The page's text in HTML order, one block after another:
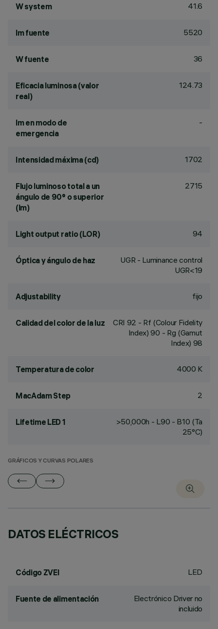
W system 41.6
lm fuente 5520
W fuente 36
Eficacia luminosa (valor
real)
124.73
lm en modo de
emergencia
-
Intensidad máxima (cd) 1702
Flujo luminoso total a un
ángulo de 90° o superior
(lm)
2715
Light output ratio (LOR) 94
Óptica y ángulo de haz
UGR - Luminance control
UGR<19
Adjustability fijo
Calidad del color de la luz CRI 92 - Rf (Colour Fidelity
Index) 90 - Rg (Gamut
Index) 98
Temperatura de color 4000 K
MacAdam Step 2
Lifetime LED 1
>50,000h - L90 - B10 (Ta
25°C)
GRÁFICOS Y CURVAS POLARES
DATOS ELÉCTRICOS
Código ZVEI LED
Fuente de alimentación
Electrónico Driver no
incluido